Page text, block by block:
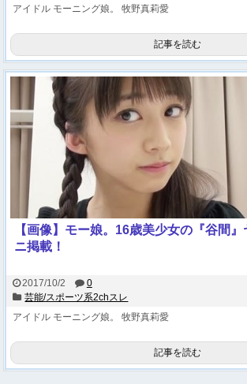
アイドル モーニング娘。 牧野真莉愛
記事を読む
【画像】モー娘。16歳美少女の『谷間
ニ掲載！
2017/10/2
0
芸能/スポーツ系2chスレ
アイドル モーニング娘。 牧野真莉愛
記事を読む